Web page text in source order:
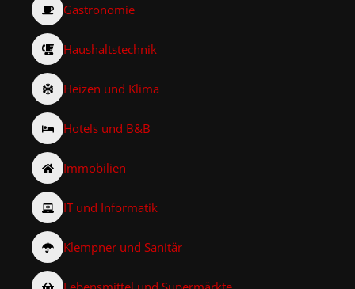
Gastronomie
Haushaltstechnik
Heizen und Klima
Hotels und B&B
Immobilien
IT und Informatik
Klempner und Sanitär